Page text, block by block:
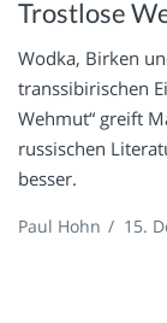
Trostlose
Wodka, Birken
transsibirischen
Wehmut“ greift
russischen
besser.
Paul Hohn / 15.